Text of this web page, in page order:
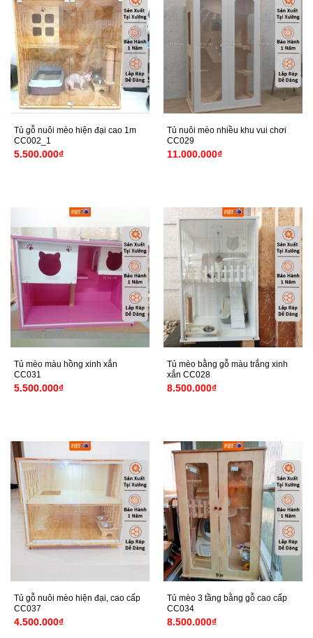
Tủ gỗ nuôi mèo hiện đại cao 1m
CC002_1
5.500.000₫
Tủ nuôi mèo nhiều khu vui chơi
CC029
11.000.000₫
Tủ mèo màu hồng xinh xắn
CC031
5.500.000₫
Tủ mèo bằng gỗ màu trắng xinh
xắn CC028
8.500.000₫
Tủ gỗ nuôi mèo hiện đại, cao cấp
CC037
4.500.000₫
Tủ mèo 3 tầng bằng gỗ cao cấp
CC034
8.500.000₫